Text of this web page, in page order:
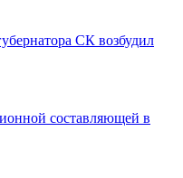
СК возбудил
составляющей в